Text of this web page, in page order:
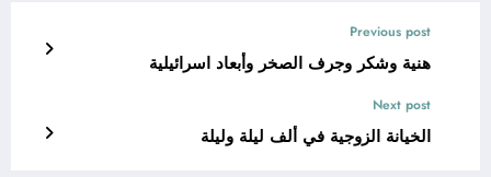
Previous post
هنية وشكر وجرف الصخر وأبعاد اسرائيلية
Next post
الخيانة الزوجية في ألف ليلة وليلة